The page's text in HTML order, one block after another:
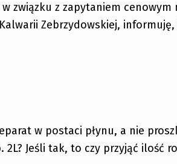
związku z zapytaniem cenowym
Zebrzydowskiej, informuję,
w postaci płynu, a nie
Jeśli tak, to czy przyjąć ilość